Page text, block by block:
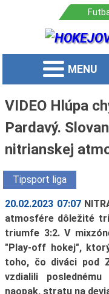
MENU
VIDEO Hlúpa
Pardavý.
nitrianskej
Tipsport liga
20.02.2023 07:07
atmosfére dôležité
triumfe 3:2. V
"Play-off hokej",
toho, čo diváci pod
vzdialili
naopak, stratu na